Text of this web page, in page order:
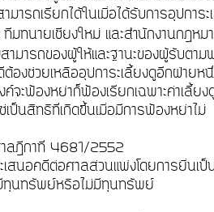
ารถเรียกได้ในเมื่อได้รับการอุปการ
มทนายเชียงใหม่ และสำนักงานกฎหม
สามารถของผู้ให้และฐานะของผู้รับ
ต้องช่วยเหลืออุปการะเลี้ยงดูอีกฝ่า
ค์จะฟ้องหย่าก็ฟ้องเรียกเฉพาะค่าเ
เป็นสิทธิที่เกิดขึ้นเมื่อมีการฟ้องหย่าไม่
ลฎีกาที่ 4681/2552
เสนอคดีต่อศาลส่วนแพ่งโดยการยื่นเ
ทุนทรัพย์หรือไม่มีทุนทรัพย์